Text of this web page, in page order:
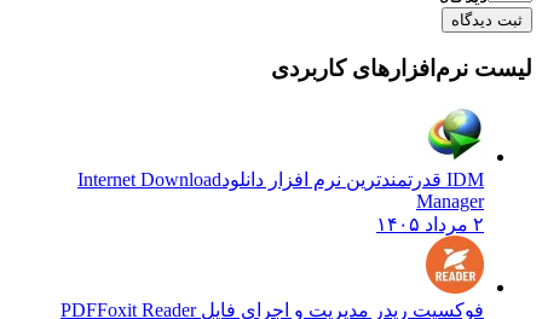
نرم‌افزارهای کاربردی
Internet Download
Manager
فوکسیت ریدر مدیریت و اجرای فایل PDF Foxit Reader